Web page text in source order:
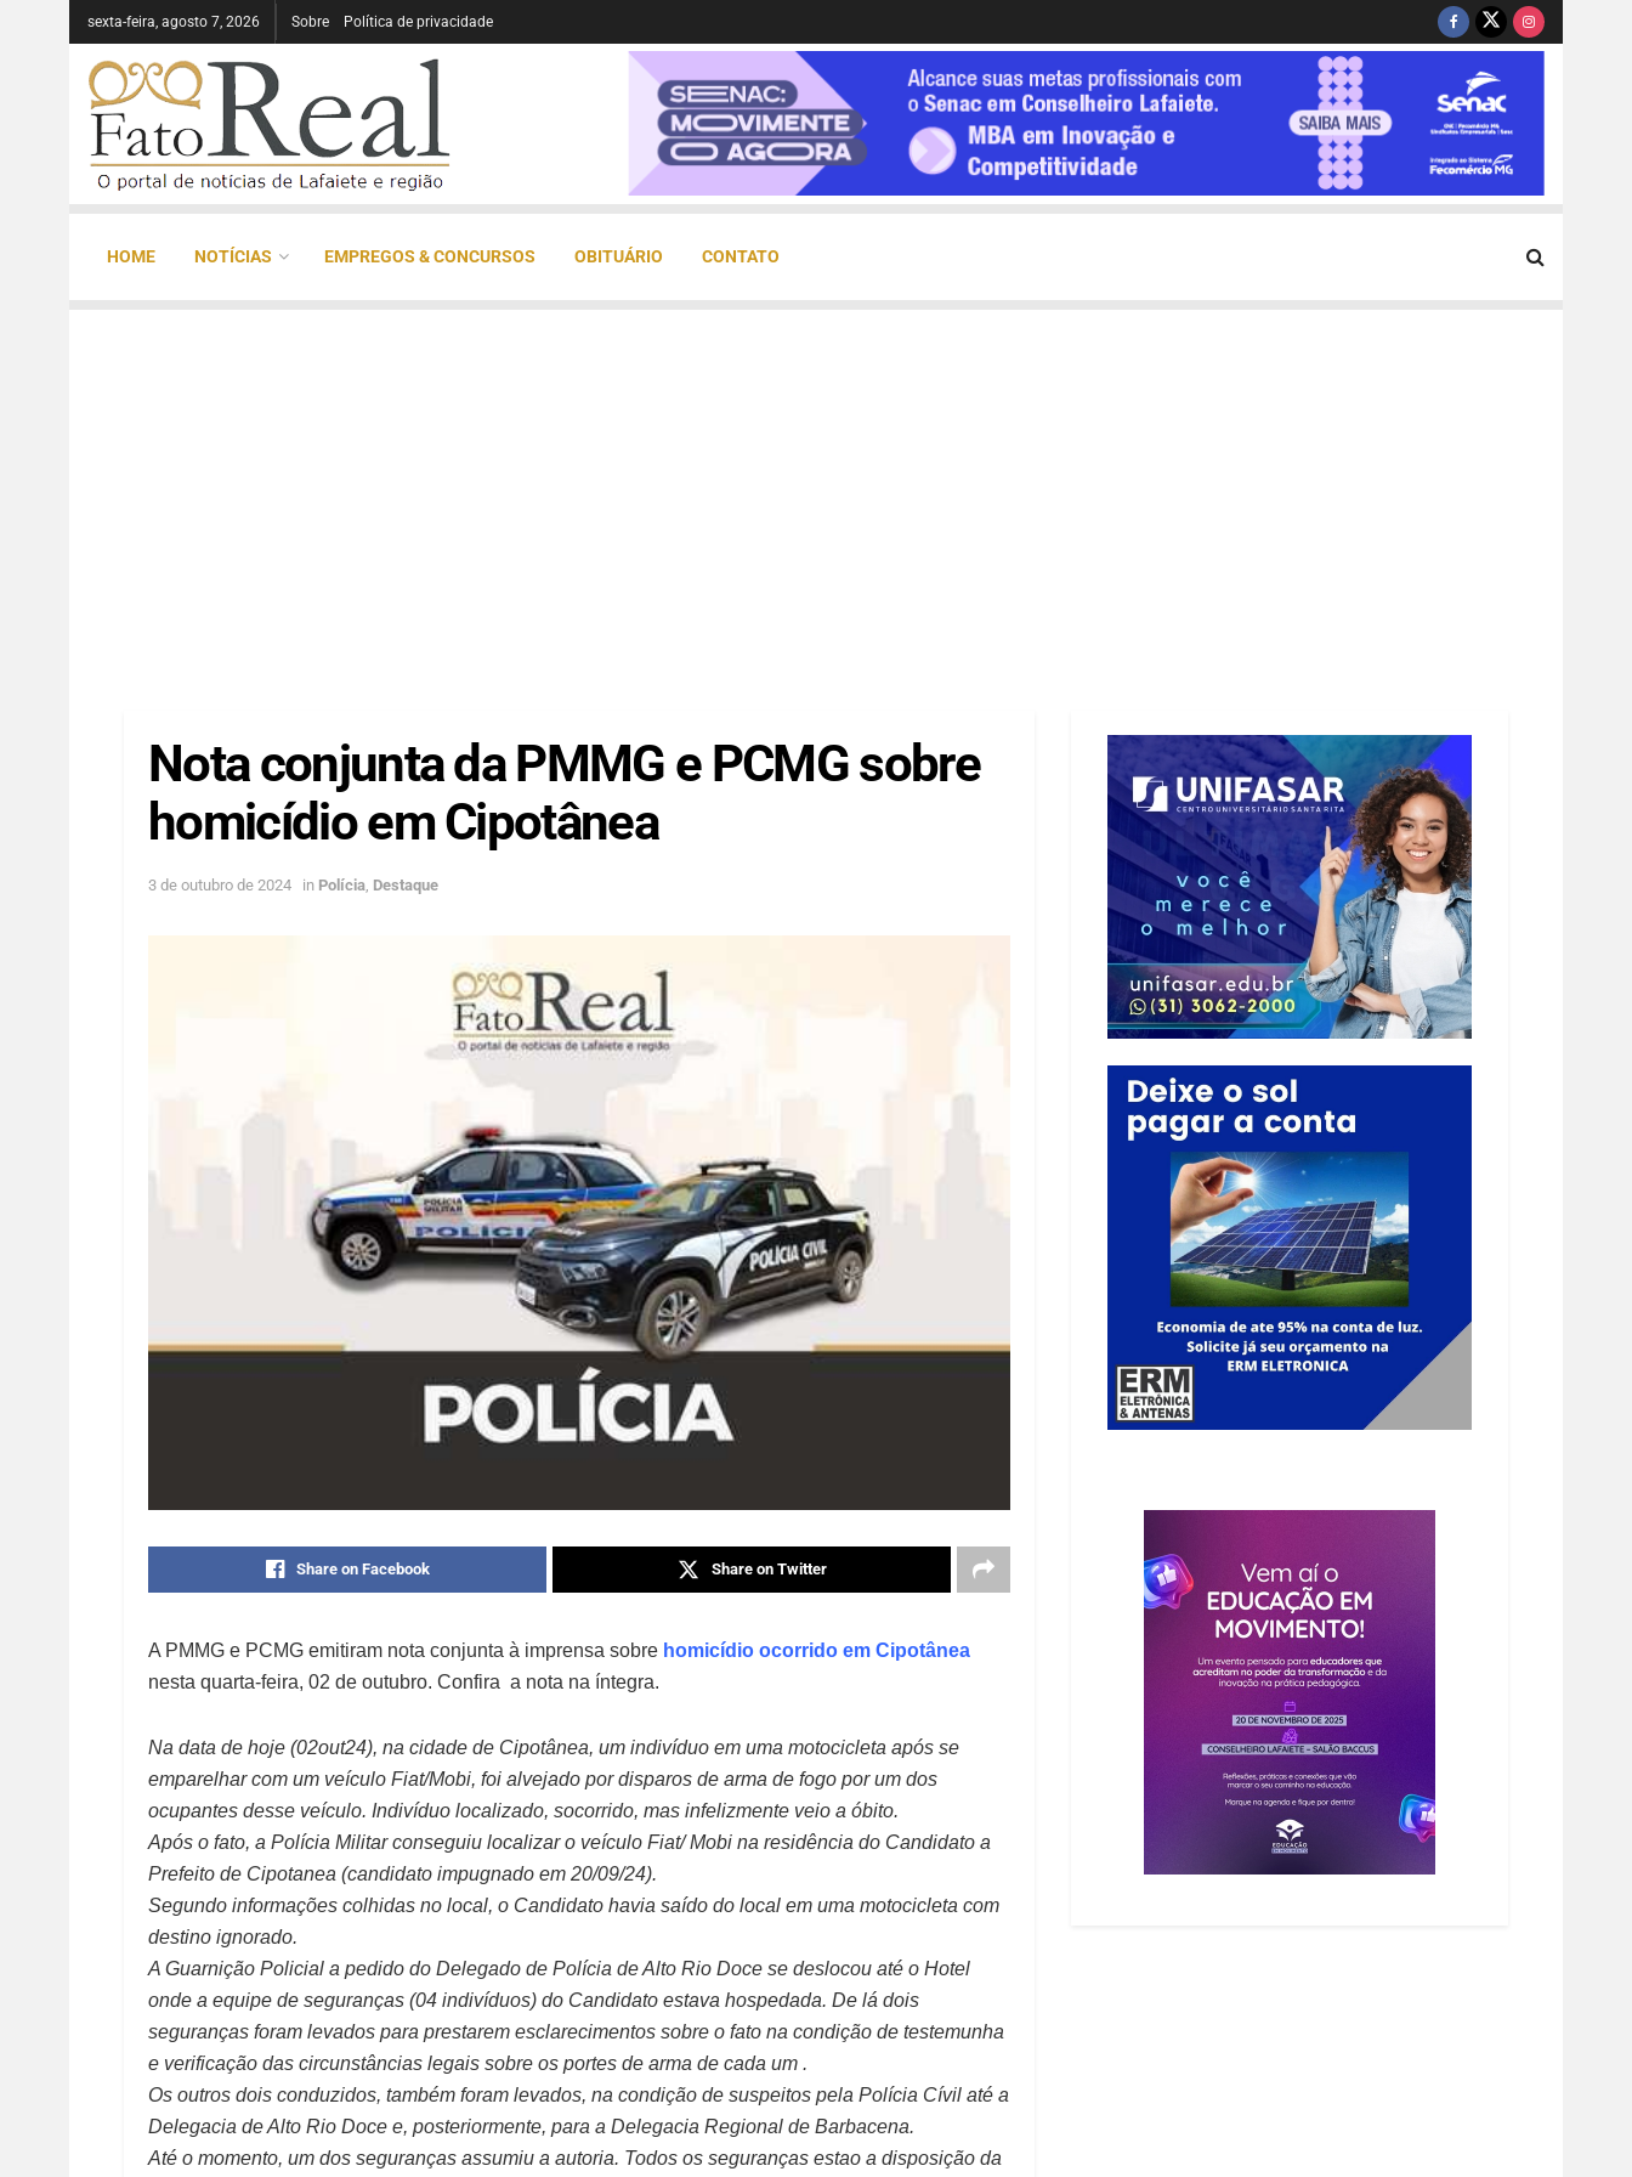
sexta-feira, agosto 7, 2026 Sobre Política de privacidade
HOME NOTÍCIAS EMPREGOS & CONCURSOS OBITUÁRIO CONTATO
Nota conjunta da PMMG e PCMG sobre
homicídio em Cipotânea
3 de outubro de 2024 in Polícia Destaque
Share on Facebook Share on Twitter
A PMMG e PCMG emitiram nota conjunta à imprensa sobre homicídio ocorrido em Cipotânea
nesta quarta-feira, 02 de outubro. Confira a nota na íntegra.
Na data de hoje (02out24), na cidade de Cipotânea, um indivíduo em uma motocicleta após se
emparelhar com um veículo Fiat/Mobi, foi alvejado por disparos de arma de fogo por um dos
ocupantes desse veículo. Indivíduo localizado, socorrido, mas infelizmente veio a óbito.
Após o fato, a Polícia Militar conseguiu localizar o veículo Fiat/ Mobi na residência do Candidato a
Prefeito de Cipotanea (candidato impugnado em 20/09/24).
Segundo informações colhidas no local, o Candidato havia saído do local em uma motocicleta com
destino ignorado.
A Guarnição Policial a pedido do Delegado de Polícia de Alto Rio Doce se deslocou até o Hotel
onde a equipe de seguranças (04 indivíduos) do Candidato estava hospedada. De lá dois
seguranças foram levados para prestarem esclarecimentos sobre o fato na condição de testemunha
e verificação das circunstâncias legais sobre os portes de arma de cada um .
Os outros dois conduzidos, também foram levados, na condição de suspeitos pela Polícia Cívil até a
Delegacia de Alto Rio Doce e, posteriormente, para a Delegacia Regional de Barbacena.
Até o momento, um dos seguranças assumiu a autoria. Todos os seguranças estao a disposição da